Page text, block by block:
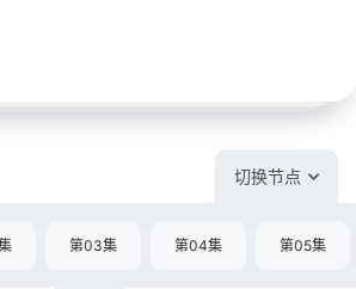
切换节点
第03集 第04集 第05集